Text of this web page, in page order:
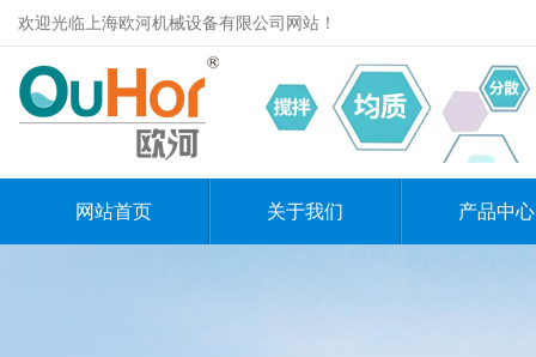
欢迎光临上海欧河机械设备有限公司网站！
网站首页 关于我们 产品中心